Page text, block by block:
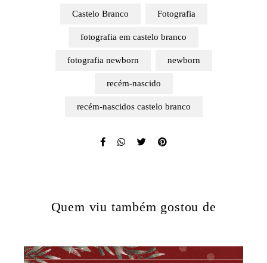
Castelo Branco Fotografia
fotografia em castelo branco
fotografia newborn newborn
recém-nascido
recém-nascidos castelo branco
Quem viu também gostou de